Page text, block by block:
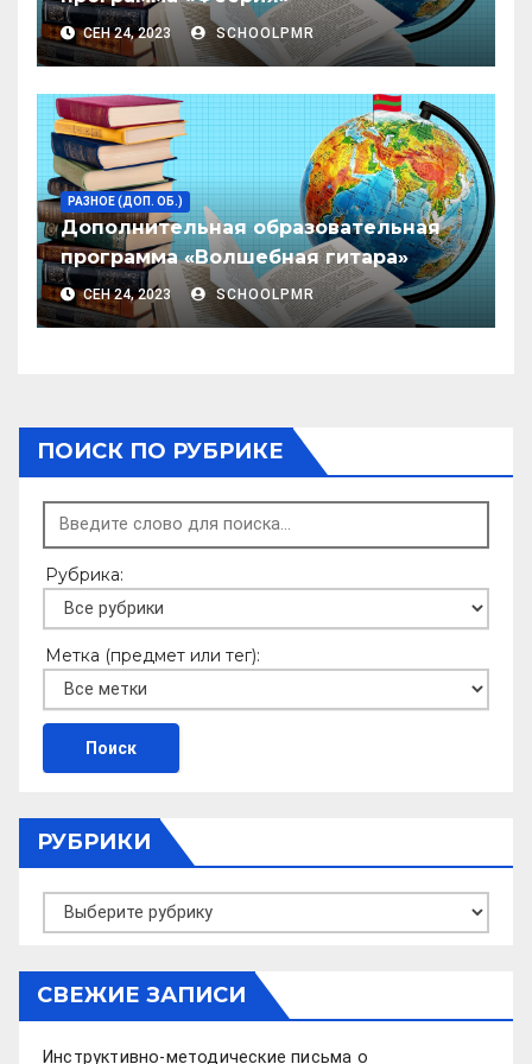
СЕН 24, 2023 SCHOOLPMR
РАЗНОЕ (ДОП. ОБ.)
Дополнительная образовательная
программа «Волшебная гитара»
СЕН 24, 2023 SCHOOLPMR
ПОИСК ПО РУБРИКЕ
Рубрика:
Метка (предмет или тег):
РУБРИКИ
Рубрики
СВЕЖИЕ ЗАПИСИ
Инструктивно-методические письма о